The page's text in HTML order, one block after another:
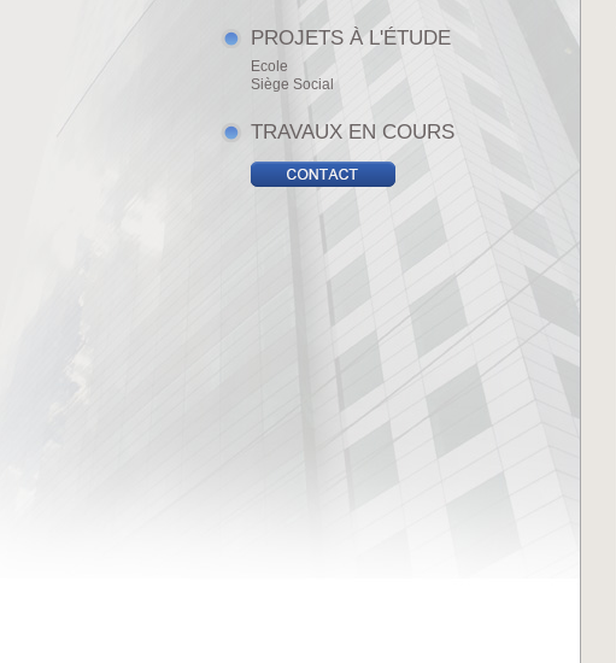
PROJETS À L'ÉTUDE
Ecole
Siège Social
TRAVAUX EN COURS